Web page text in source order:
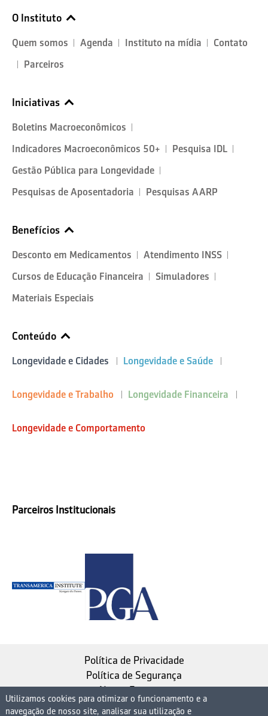
O Instituto
Quem somos Agenda Instituto na mídia
Contato
Parceiros
Iniciativas
Boletins Macroeconômicos
Indicadores Macroeconômicos 50+
Pesquisa IDL
Gestão Pública para Longevidade
Pesquisas de Aposentadoria
Pesquisas AARP
Benefícios
Desconto em Medicamentos
Atendimento INSS
Cursos de Educação Financeira
Simuladores
Materiais Especiais
Conteúdo
Longevidade e Cidades Longevidade e Saúde
Longevidade e Trabalho Longevidade Financeira
Longevidade e Comportamento
Parceiros Institucionais
Política de Privacidade
Política de Segurança
Nosso Estatuto
Utilizamos cookies para otimizar o funcionamento e a
navegação de nosso site, analisar sua utilização e